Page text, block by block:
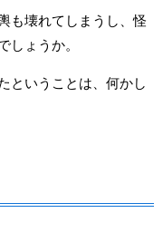
も壊れてしまうし、怪
しょうか。
ということは、何かし